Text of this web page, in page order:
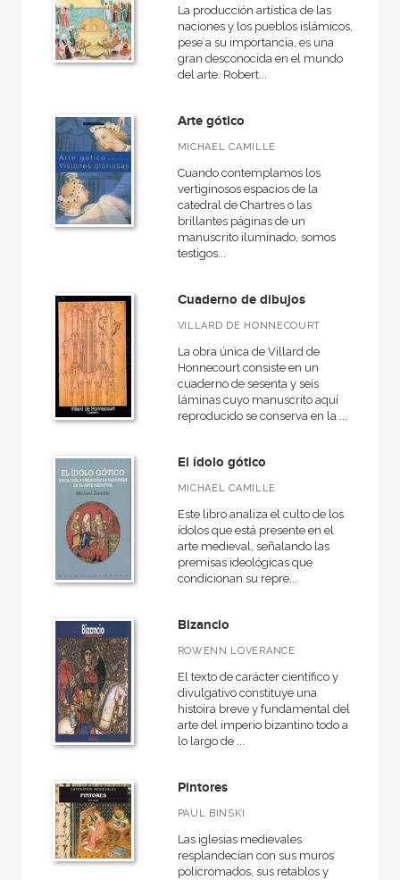
La producción artística de las
naciones y los pueblos islámicos,
pese a su importancia, es una
gran desconocida en el mundo
del arte. Robert...
Arte gótico
MICHAEL CAMILLE
Cuando contemplamos los
vertiginosos espacios de la
catedral de Chartres o las
brillantes páginas de un
manuscrito iluminado, somos
testigos...
Cuaderno de dibujos
VILLARD DE HONNECOURT
La obra única de Villard de
Honnecourt consiste en un
cuaderno de sesenta y seis
láminas cuyo manuscrito aquí
reproducido se conserva en la ...
El ídolo gótico
MICHAEL CAMILLE
Este libro analiza el culto de los
ídolos que está presente en el
arte medieval, señalando las
premisas ideológicas que
condicionan su repre...
Bizancio
ROWENN LOVERANCE
El texto de carácter científico y
divulgativo constituye una
histoira breve y fundamental del
arte del imperio bizantino todo a
lo largo de ...
Pintores
PAUL BINSKI
Las iglesias medievales
resplandecían con sus muros
policromados, sus retablos y